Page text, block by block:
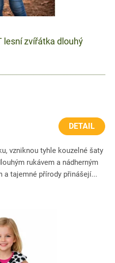
lesní zvířátka dlouhý
DETAIL
vzniknou tyhle kouzelné šaty
rukávem a nádherným
a tajemné přírody přinášejí...